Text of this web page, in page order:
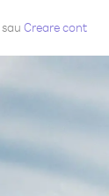
sau Creare cont